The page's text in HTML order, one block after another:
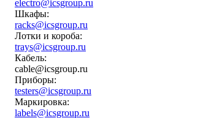
electro@icsgroup.ru
Шкафы:
racks@icsgroup.ru
Лотки и короба:
trays@icsgroup.ru
Кабель:
cable@icsgroup.ru
Приборы:
testers@icsgroup.ru
Маркировка:
labels@icsgroup.ru